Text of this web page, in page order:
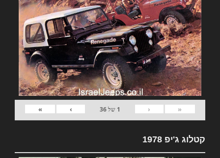
«
‹
1 של36
›
»
קטלוג ג'יפ 1978